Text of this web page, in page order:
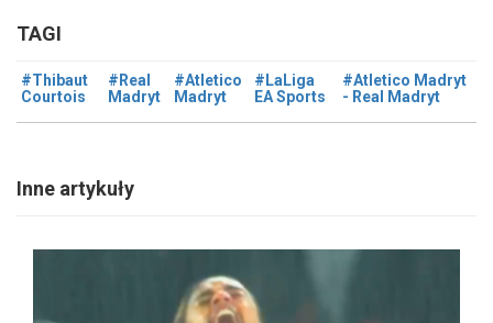
TAGI
#Thibaut
Courtois
#Real
Madryt
#Atletico
Madryt
#LaLiga
EA Sports
#Atletico Madryt
- Real Madryt
Inne artykuły